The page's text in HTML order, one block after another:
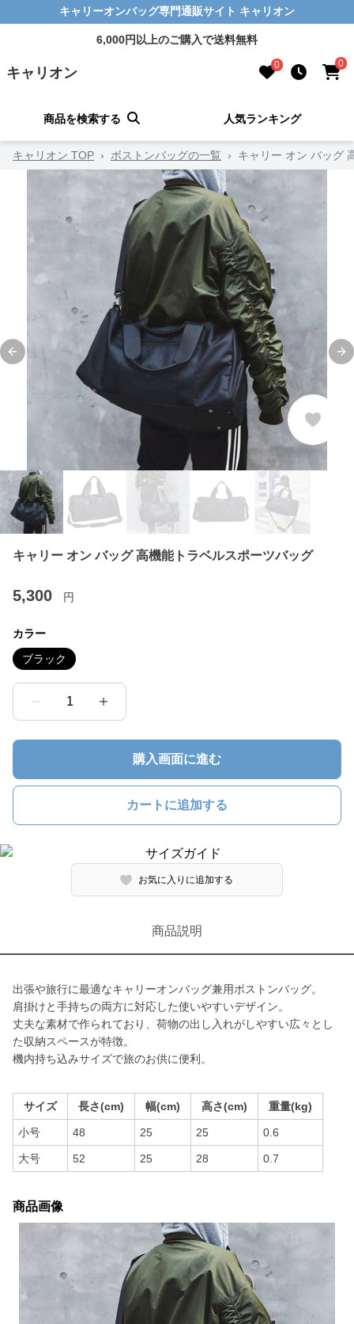
キャリーオンバッグ専門通販サイト キャリオン
6,000円以上のご購入で送料無料
キャリオン 0 0
商品を検索する 人気ランキング
キャリオン TOP › ボストンバッグの一覧 › キャリー オン バッグ
Previous slide
キャリー オン バッグ 高機能トラベルスポーツバッグ
5,300 円
カラー
ブラック
1
購入画面に進む
カートに追加する
お気に入りに追加する
商品説明
出張や旅行に最適なキャリーオンバッグ兼用ボストンバッグ。
肩掛けと手持ちの両方に対応した使いやすいデザイン。
丈夫な素材で作られており、荷物の出し入れがしやすい広々とし
た収納スペースが特徴。
機内持ち込みサイズで旅のお供に便利。
サイズ 長さ(cm) 幅(cm) 高さ(cm) 重量(kg)
小号 48 25 25 0.6
大号 52 25 28 0.7
商品画像